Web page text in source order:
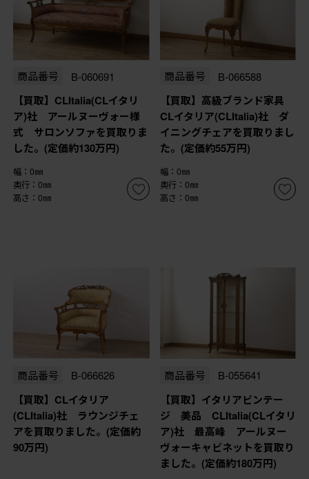
商品番号 B-060691
【買取】CLItalia(CLイタリ
ア)社 アールヌーヴォー様
式 サロンソファを買取りま
した。(定価約130万円)
幅：0㎜
奥行：0㎜
高さ：0㎜
商品番号 B-066588
【買取】高級ブランド家具
CLイタリア(CLItalia)社 ダ
イニングチェアを買取りまし
た。(定価約55万円)
幅：0㎜
奥行：0㎜
高さ：0㎜
商品番号 B-066626
【買取】CLイタリア
(CLItalia)社 ラウンジチェ
アを買取りました。(定価約
90万円)
商品番号 B-055641
【買取】イタリアビンテー
ジ 美品 CLItalia(CLイタリ
ア)社 最高峰 アールヌー
ヴォーキャビネットを買取り
ました。(定価約180万円)